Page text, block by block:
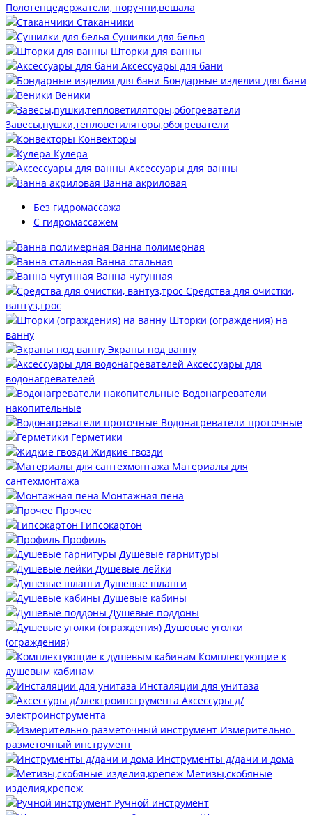
Полотенцедержатели, поручни,вешала
Стаканчики
Сушилки для белья
Шторки для ванны
Аксессуары для бани
Бондарные изделия для бани
Веники
Завесы,пушки,тепловетиляторы,обогреватели
Конвекторы
Кулера
Аксессуары для ванны
Ванна акриловая
Без гидромассажа
С гидромассажем
Ванна полимерная
Ванна стальная
Ванна чугунная
Средства для очистки,
вантуз,трос
Шторки (ограждения) на
ванну
Экраны под ванну
Аксессуары для
водонагревателей
Водонагреватели
накопительные
Водонагреватели проточные
Герметики
Жидкие гвозди
Материалы для
сантехмонтажа
Монтажная пена
Прочее
Гипсокартон
Профиль
Душевые гарнитуры
Душевые лейки
Душевые шланги
Душевые кабины
Душевые поддоны
Душевые уголки
(ограждения)
Комплектующие к
душевым кабинам
Инсталяции для унитаза
Аксессуры д/
электроинструмента
Измерительно-
разметочный инструмент
Инструменты д/дачи и дома
Метизы,скобяные
изделия,крепеж
Ручной инструмент